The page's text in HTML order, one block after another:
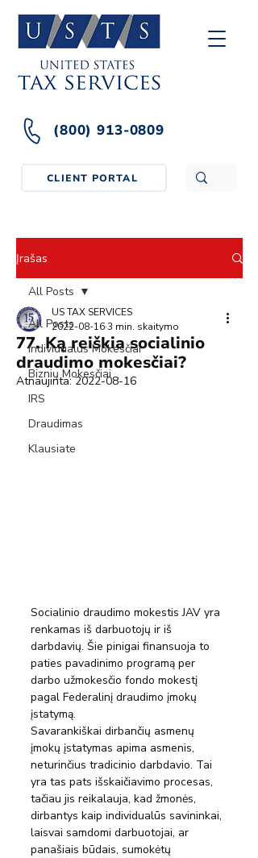
(800) 913-0809
CLIENT PORTAL
Įrašas
All Posts
Individualus Mokesčiai
Biznių Mokesčiai
IRS
Draudimas
Klausiate
All Posts
77. Ką reiškia socialinio
draudimo mokesčiai?
US TAX SERVICES
2022-08-163 min. skaitymo
Atnaujinta:2022-08-16
Socialinio draudimo mokestis JAV yra
renkamas iš darbuotojų ir iš
darbdavių. Šie pinigai finansuoja to
paties pavadinimo programą per
darbo užmokesčio fondo mokestį
pagal Federalinį draudimo įmokų
įstatymą.
Savarankiškai dirbančių asmenų
įmokų įstatymas apima asmenis,
neturinčius tradicinio darbdavio. Tai
yra tas pats išskaičiavimo procesas,
tačiau jis reikalauja, kad žmonės,
dirbantys kaip individualūs savininkai,
laisvai samdomi darbuotojai, ar
panašiais būdais, sumokėtų